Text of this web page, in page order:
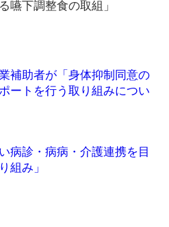
嚥下調整食の取組」
補助者が「身体抑制同意の
ートを行う取り組みについ
病診・病病・介護連携を目
組み」